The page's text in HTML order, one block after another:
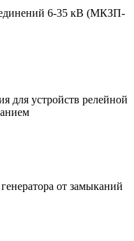
6-35 кВ (МКЗП-
для устройств релейной
от замыканий